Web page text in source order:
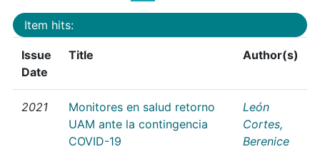
Item hits:
Issue
Date
Title Author(s)
2021
Monitores en salud retorno
UAM ante la contingencia
COVID-19
León
Cortes,
Berenice